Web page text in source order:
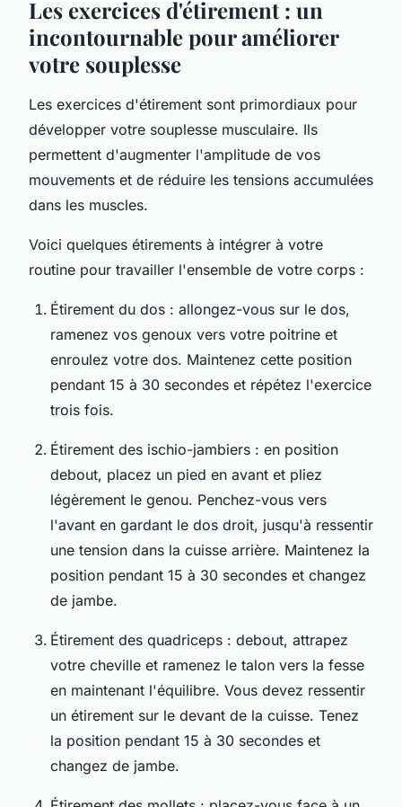
Les exercices d'étirement : un
incontournable pour améliorer
votre souplesse
Les exercices d'étirement sont primordiaux pour
développer votre souplesse musculaire. Ils
permettent d'augmenter l'amplitude de vos
mouvements et de réduire les tensions accumulées
dans les muscles.
Voici quelques étirements à intégrer à votre
routine pour travailler l'ensemble de votre corps :
Étirement du dos : allongez-vous sur le dos,
ramenez vos genoux vers votre poitrine et
enroulez votre dos. Maintenez cette position
pendant 15 à 30 secondes et répétez l'exercice
trois fois.
Étirement des ischio-jambiers : en position
debout, placez un pied en avant et pliez
légèrement le genou. Penchez-vous vers
l'avant en gardant le dos droit, jusqu'à ressentir
une tension dans la cuisse arrière. Maintenez la
position pendant 15 à 30 secondes et changez
de jambe.
Étirement des quadriceps : debout, attrapez
votre cheville et ramenez le talon vers la fesse
en maintenant l'équilibre. Vous devez ressentir
un étirement sur le devant de la cuisse. Tenez
la position pendant 15 à 30 secondes et
changez de jambe.